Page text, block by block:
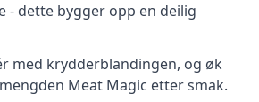
- dette bygger opp en deilig
med krydderblandingen, og øk
Meat Magic etter smak.